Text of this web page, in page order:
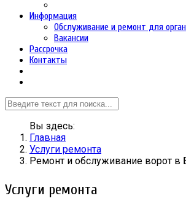
Информация
Обслуживание и ремонт для
Вакансии
Рассрочка
Контакты
Вы здесь:
Главная
Услуги ремонта
Ремонт и обслуживание ворот
Услуги ремонта